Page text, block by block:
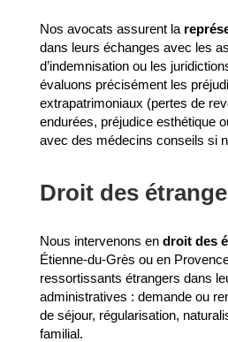
Nos avocats assurent la
dans leurs échanges avec les
d’indemnisation ou les
évaluons précisément les
extrapatrimoniaux (pertes de
endurées, préjudice esthétique
avec des médecins conseils si
Droit des
Nous intervenons en droit des
Étienne-du-Grès ou en
ressortissants étrangers dans
administratives : demande ou
de séjour, régularisation,
familial.